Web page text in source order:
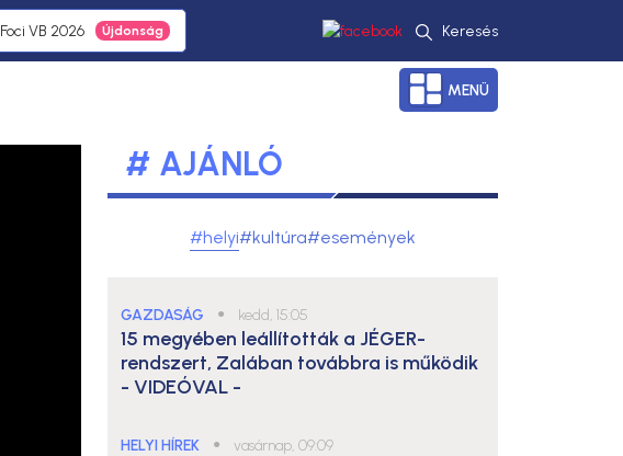
Foci VB 2026 Keresés
MENÜ
# AJÁNLÓ
#helyi#kultúra#események
GAZDASÁG ● kedd, 15:05
15 megyében leállították a JÉGER-
rendszert, Zalában továbbra is működik
- VIDEÓVAL -
HELYI HÍREK ● vasárnap, 09:09